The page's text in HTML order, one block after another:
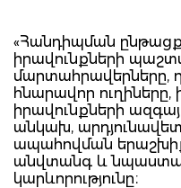
«Հանդիպման
իրավունքների
մարտահրավերները,
հնարավոր ուղիները,
իրավունքների
անկախ, արդյունավետ
ապահովման
անվտանգ և
կարևորությունը։